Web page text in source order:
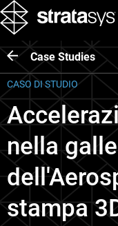
Case Studies
CASO DI STUDIO
nella
stampa